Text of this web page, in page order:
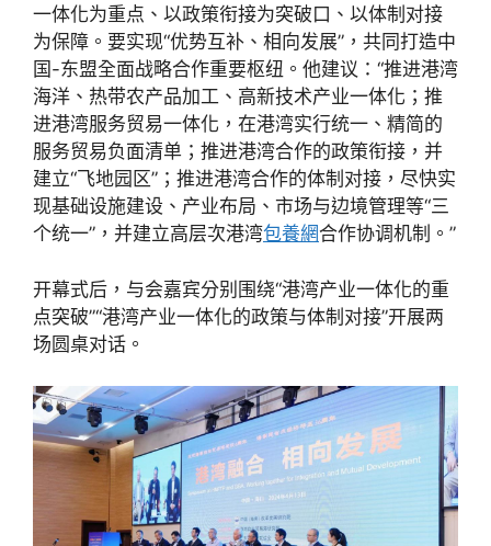
一体化为重点、以政策衔接为突破口、以体制对接
为保障。要实现“优势互补、相向发展”，共同打造中
国-东盟全面战略合作重要枢纽。他建议：“推进港湾
海洋、热带农产品加工、高新技术产业一体化；推
进港湾服务贸易一体化，在港湾实行统一、精简的
服务贸易负面清单；推进港湾合作的政策衔接，并
建立“飞地园区”；推进港湾合作的体制对接，尽快实
现基础设施建设、产业布局、市场与边境管理等“三
个统一”，并建立高层次港湾包養網合作协调机制。”
开幕式后，与会嘉宾分别围绕“港湾产业一体化的重
点突破”“港湾产业一体化的政策与体制对接”开展两
场圆桌对话。